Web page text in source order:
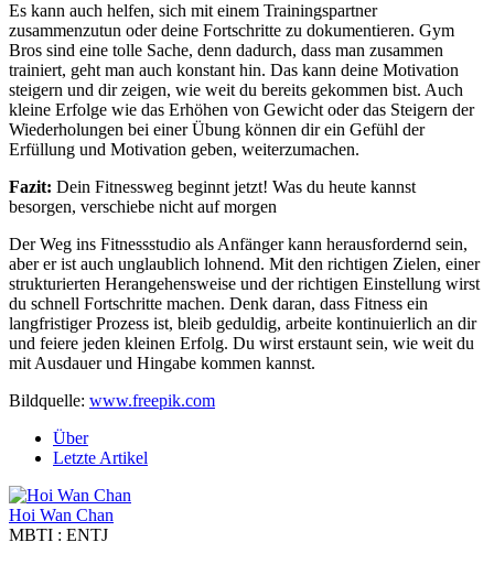
Es kann auch helfen, sich mit einem Trainingspartner
zusammenzutun oder deine Fortschritte zu dokumentieren. Gym
Bros sind eine tolle Sache, denn dadurch, dass man zusammen
trainiert, geht man auch konstant hin. Das kann deine Motivation
steigern und dir zeigen, wie weit du bereits gekommen bist. Auch
kleine Erfolge wie das Erhöhen von Gewicht oder das Steigern der
Wiederholungen bei einer Übung können dir ein Gefühl der
Erfüllung und Motivation geben, weiterzumachen.
Fazit: Dein Fitnessweg beginnt jetzt! Was du heute kannst
besorgen, verschiebe nicht auf morgen
Der Weg ins Fitnessstudio als Anfänger kann herausfordernd sein,
aber er ist auch unglaublich lohnend. Mit den richtigen Zielen, einer
strukturierten Herangehensweise und der richtigen Einstellung wirst
du schnell Fortschritte machen. Denk daran, dass Fitness ein
langfristiger Prozess ist, bleib geduldig, arbeite kontinuierlich an dir
und feiere jeden kleinen Erfolg. Du wirst erstaunt sein, wie weit du
mit Ausdauer und Hingabe kommen kannst.
Bildquelle: www.freepik.com
Über
Letzte Artikel
Hoi Wan Chan
MBTI : ENTJ